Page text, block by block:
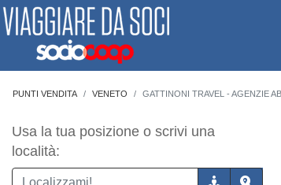
PUNTI VENDITA VENETO GATTINONI TRAVEL - AGENZIE
Usa la tua posizione o scrivi una
località: